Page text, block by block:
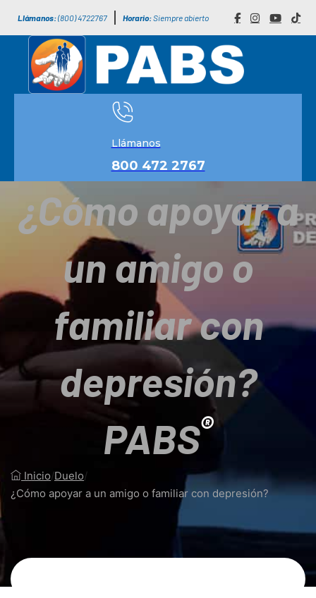
Llámanos:(800) 4722767 Horario:Siempre abierto
Llámanos
800 472 2767
¿Cómo apoyar a
un amigo o
familiar con
depresión?
PABS®
Inicio/Duelo/
¿Cómo apoyar a un amigo o familiar con depresión?